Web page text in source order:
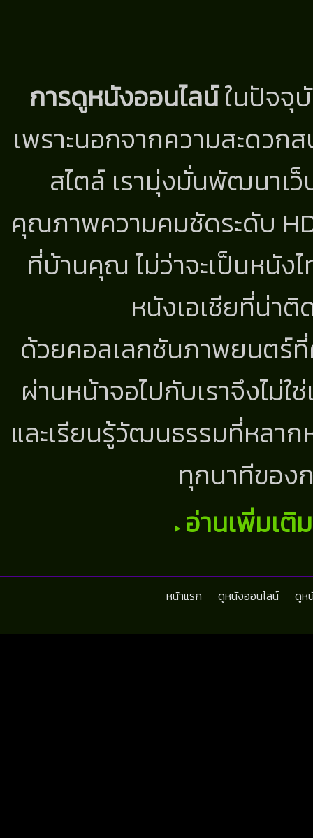
การดูหนังออนไลน์ในปัจจุ
เพราะนอกจากความสะดว
สไตล์ เรามุ่งมั่นพัฒนาเ
คุณภาพความคมชัดระดับ
ที่บ้านคุณ ไม่ว่าจะเป็นหนั
หนังเอเชียที่น่า
ด้วยคอลเลกชันภาพยนตร์
ผ่านหน้าจอไปกับเราจึงไม่
และเรียนรู้วัฒนธรรมที่หลา
ทุกนาทีขอ
อ่านเพิ่มเติ
หน้าแรก ดูหนังออนไลน์ ดูห